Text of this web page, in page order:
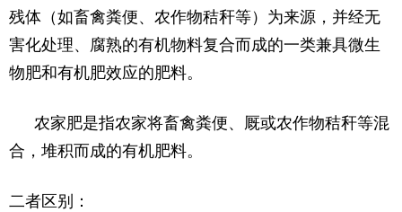
残体（如畜禽粪便、农作物秸秆等）为来源，并经无
害化处理、腐熟的有机物料复合而成的一类兼具微生
物肥和有机肥效应的肥料。
农家肥是指农家将畜禽粪便、厩或农作物秸秆等混
合，堆积而成的有机肥料。
二者区别：